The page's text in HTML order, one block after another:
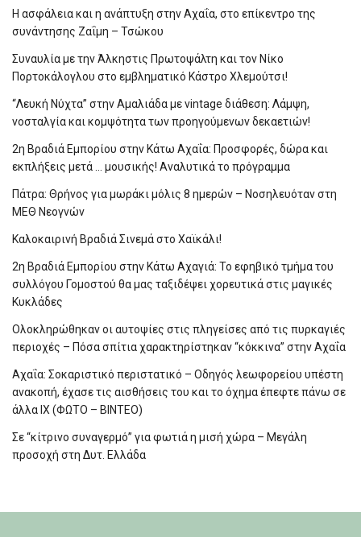
Η ασφάλεια και η ανάπτυξη στην Αχαΐα, στο επίκεντρο της
συνάντησης Ζαΐμη – Τσώκου
Συναυλία με την Άλκηστις Πρωτοψάλτη και τον Νίκο
Πορτοκάλογλου στο εμβληματικό Κάστρο Χλεμούτσι!
“Λευκή Νύχτα” στην Αμαλιάδα με vintage διάθεση: Λάμψη,
νοσταλγία και κομψότητα των προηγούμενων δεκαετιών!
2η Βραδιά Εμπορίου στην Κάτω Αχαΐα: Προσφορές, δώρα και
εκπλήξεις μετά … μουσικής! Αναλυτικά το πρόγραμμα
Πάτρα: Θρήνος για μωράκι μόλις 8 ημερών – Νοσηλευόταν στη
ΜΕΘ Νεογνών
Καλοκαιρινή Βραδιά Σινεμά στο Χαϊκάλι!
2η Βραδιά Εμπορίου στην Κάτω Αχαγιά: Το εφηβικό τμήμα του
συλλόγου Γομοστού θα μας ταξιδέψει χορευτικά στις μαγικές
Κυκλάδες
Ολοκληρώθηκαν οι αυτοψίες στις πληγείσες από τις πυρκαγιές
περιοχές – Πόσα σπίτια χαρακτηρίστηκαν “κόκκινα” στην Αχαΐα
Αχαΐα: Σοκαριστικό περιστατικό – Οδηγός λεωφορείου υπέστη
ανακοπή, έχασε τις αισθήσεις του και το όχημα έπεφτε πάνω σε
άλλα ΙΧ (ΦΩΤΟ – ΒΙΝΤΕΟ)
Σε “κίτρινο συναγερμό” για φωτιά η μισή χώρα – Μεγάλη
προσοχή στη Δυτ. Ελλάδα